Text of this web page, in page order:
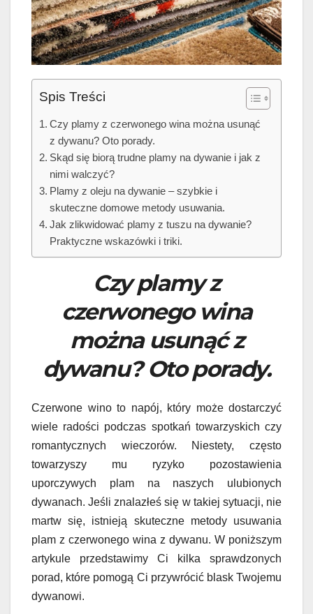
Spis Treści
Czy plamy z czerwonego wina można usunąć
z dywanu? Oto porady.
Skąd się biorą trudne plamy na dywanie i jak z
nimi walczyć?
Plamy z oleju na dywanie – szybkie i
skuteczne domowe metody usuwania.
Jak zlikwidować plamy z tuszu na dywanie?
Praktyczne wskazówki i triki.
Czy plamy z
czerwonego wina
można usunąć z
dywanu? Oto porady.
Czerwone wino to napój, który może dostarczyć
wiele radości podczas spotkań towarzyskich czy
romantycznych wieczorów. Niestety, często
towarzyszy mu ryzyko pozostawienia
uporczywych plam na naszych ulubionych
dywanach. Jeśli znalazłeś się w takiej sytuacji, nie
martw się, istnieją skuteczne metody usuwania
plam z czerwonego wina z dywanu. W poniższym
artykule przedstawimy Ci kilka sprawdzonych
porad, które pomogą Ci przywrócić blask Twojemu
dywanowi.